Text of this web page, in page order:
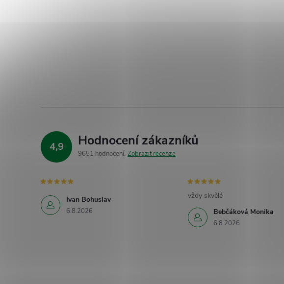
4,9 Hodnocení zákazníků
9651 hodnocení Zobrazit recenze
Ivan Bohuslav
6.8.2026 Bebčáková Monika
6.8.2026
vždy skvělé